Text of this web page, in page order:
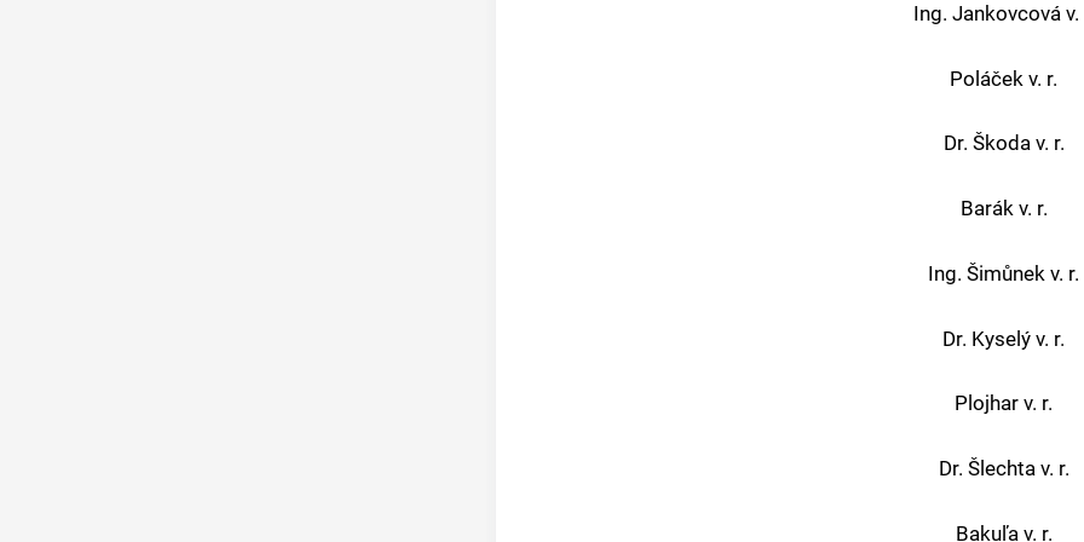
Ing. Jankovcová v.
Poláček v. r.
Dr. Škoda v. r.
Barák v. r.
Ing. Šimůnek v. r.
Dr. Kyselý v. r.
Plojhar v. r.
Dr. Šlechta v. r.
Bakuľa v. r.